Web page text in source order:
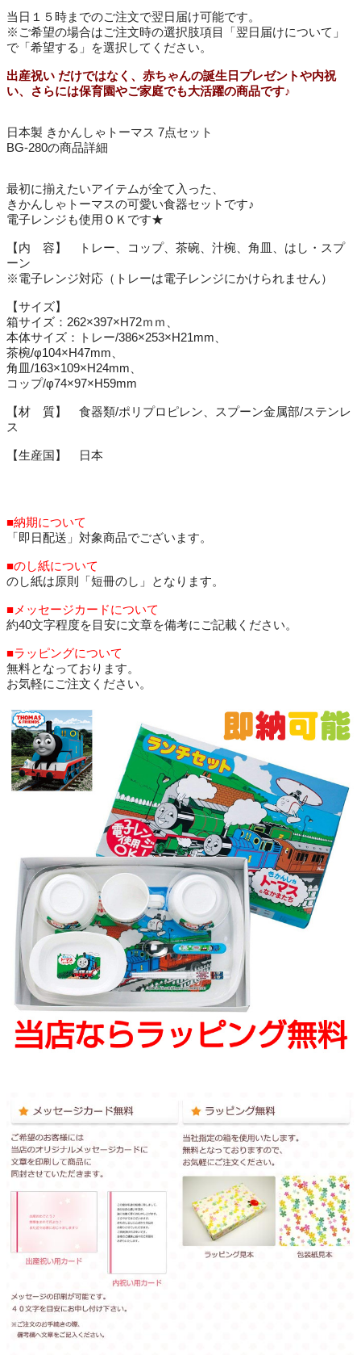
当日１５時までのご注文で翌日届け可能です。
※ご希望の場合はご注文時の選択肢項目「翌日届けについて」
で「希望する」を選択してください。
出産祝い だけではなく、赤ちゃんの誕生日プレゼントや内祝
い、さらには保育園やご家庭でも大活躍の商品です♪
日本製 きかんしゃトーマス 7点セット
BG-280の商品詳細
最初に揃えたいアイテムが全て入った、
きかんしゃトーマスの可愛い食器セットです♪
電子レンジも使用ＯＫです★
【内 容】 トレー、コップ、茶碗、汁椀、角皿、はし・スプ
ーン
※電子レンジ対応（トレーは電子レンジにかけられません）
【サイズ】
箱サイズ：262×397×H72ｍｍ、
本体サイズ：トレー/386×253×H21mm、
茶椀/φ104×H47mm、
角皿/163×109×H24mm、
コップ/φ74×97×H59mm
【材 質】 食器類/ポリプロピレン、スプーン金属部/ステンレ
ス
【生産国】 日本
■納期について
「即日配送」対象商品でございます。
■のし紙について
のし紙は原則「短冊のし」となります。
■メッセージカードについて
約40文字程度を目安に文章を備考にご記載ください。
■ラッピングについて
無料となっております。
お気軽にご注文ください。